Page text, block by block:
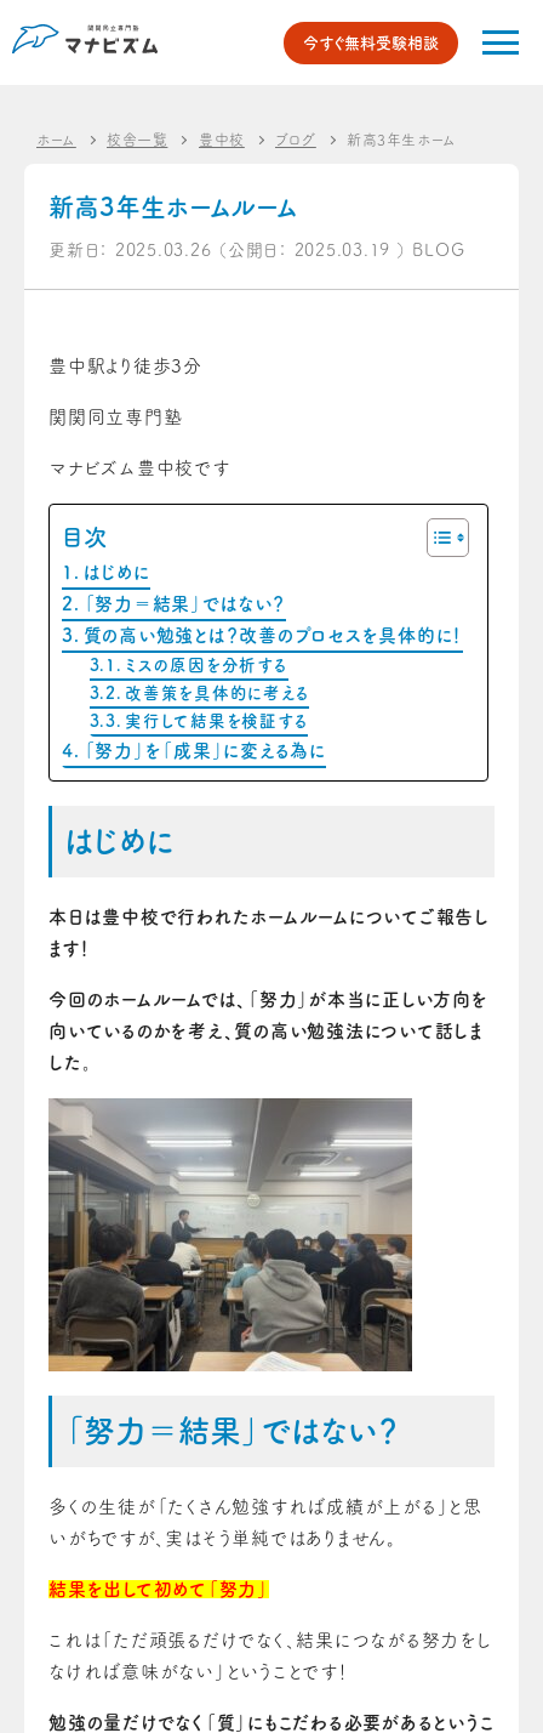
今すぐ無料受験相談
ホーム 校舎一覧 豊中校 ブログ 新高3年生ホームルーム
新高3年生ホームルーム
更新日： 2025.03.26 （公開日： 2025.03.19 ） BLOG
豊中駅より徒歩3分
関関同立専門塾
マナビズム豊中校です
目次
はじめに
「努力＝結果」ではない？
質の高い勉強とは？改善のプロセスを具体的に！
ミスの原因を分析する
改善策を具体的に考える
実行して結果を検証する
「努力」を「成果」に変える為に
はじめに
本日は豊中校で行われたホームルームについてご報告し
ます！
今回のホームルームでは、「努力」が本当に正しい方向を
向いているのかを考え、質の高い勉強法について話しま
した。
「努力＝結果」ではない？
多くの生徒が「たくさん勉強すれば成績が上がる」と思
いがちですが、実はそう単純ではありません。
結果を出して初めて「努力」
これは「ただ頑張るだけでなく、結果につながる努力をし
なければ意味がない」ということです！
勉強の量だけでなく「質」にもこだわる必要があるというこ